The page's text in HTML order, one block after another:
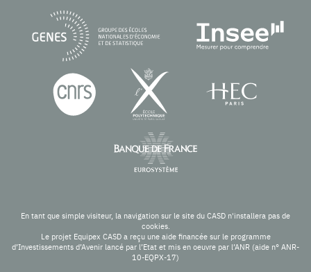
En tant que simple visiteur, la navigation sur le site du CASD n'installera pas de
cookies.
Le projet Equipex CASD a reçu une aide financée sur le programme
d’Investissements d’Avenir lancé par l’Etat et mis en oeuvre par l’ANR (aide n° ANR-
10-EQPX-17)